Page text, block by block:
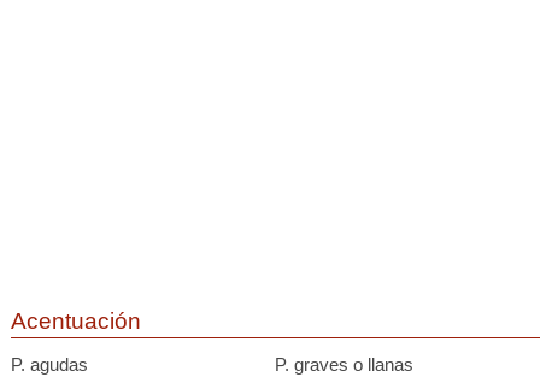
Acentuación
P. agudas
P. graves o llanas